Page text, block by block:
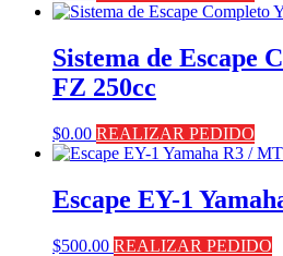
Sistema de Escape
FZ 250cc
$0.00 REALIZAR PEDIDO
Escape EY-1
$500.00 REALIZAR PEDIDO